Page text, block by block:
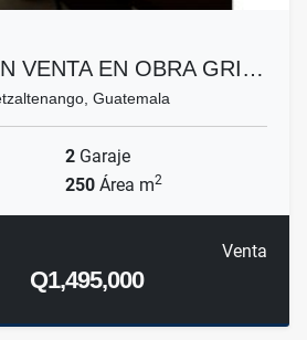
VENTA EN OBRA GRI…
Guatemala
2 Garaje
250 Área m2
Venta
Q1,495,000